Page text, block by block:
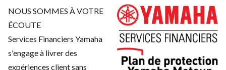
NOUS SOMMES À VOTRE
ÉCOUTE
Services Financiers Yamaha
s'engage à livrer des
expériences client sans